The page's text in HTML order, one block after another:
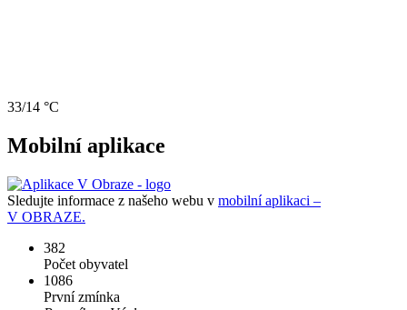
33/14 °C
Mobilní aplikace
Sledujte informace z našeho webu v mobilní aplikaci –
V OBRAZE.
382
Počet obyvatel
1086
První zmínka